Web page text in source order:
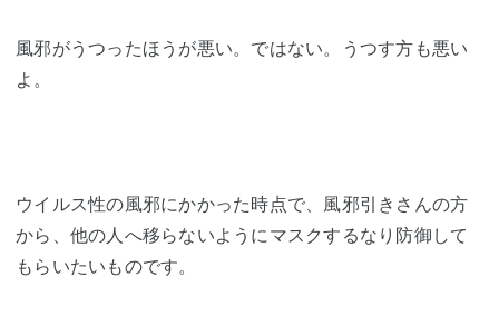
風邪がうつったほうが悪い。ではない。うつす方も悪い
よ。
ウイルス性の風邪にかかった時点で、風邪引きさんの方
から、他の人へ移らないようにマスクするなり防御して
もらいたいものです。